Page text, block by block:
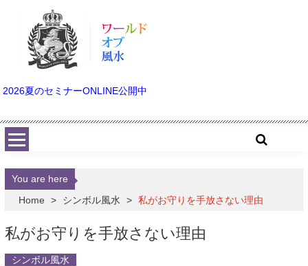
2026夏のセミナーONLINE公開中
You are here
Home
> シンボル風水 > 私がお守りを手放さない理由
私がお守りを手放さない理由
シンボル風水